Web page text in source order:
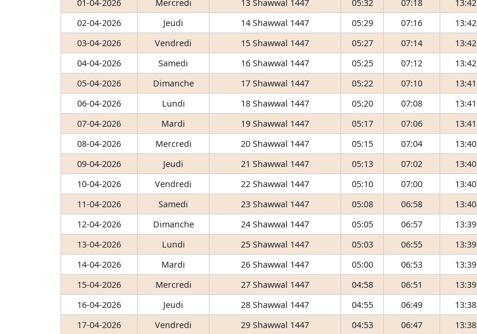
01-04-2026
Mercredi 13 Shawwal 1447 05:32 07:18 13:42
02-04-2026
Jeudi 14 Shawwal 1447 05:29 07:16 13:42
03-04-2026
Vendredi 15 Shawwal 1447 05:27 07:14 13:42
04-04-2026
Samedi 16 Shawwal 1447 05:25 07:12 13:42
05-04-2026
Dimanche 17 Shawwal 1447 05:22 07:10 13:41
06-04-2026
Lundi 18 Shawwal 1447 05:20 07:08 13:41
07-04-2026
Mardi 19 Shawwal 1447 05:17 07:06 13:41
08-04-2026
Mercredi 20 Shawwal 1447 05:15 07:04 13:40
09-04-2026
Jeudi 21 Shawwal 1447 05:13 07:02 13:40
10-04-2026
Vendredi 22 Shawwal 1447 05:10 07:00 13:40
11-04-2026
Samedi 23 Shawwal 1447 05:08 06:58 13:40
12-04-2026
Dimanche 24 Shawwal 1447 05:05 06:57 13:39
13-04-2026
Lundi 25 Shawwal 1447 05:03 06:55 13:39
14-04-2026
Mardi 26 Shawwal 1447 05:00 06:53 13:39
15-04-2026
Mercredi 27 Shawwal 1447 04:58 06:51 13:39
16-04-2026
Jeudi 28 Shawwal 1447 04:55 06:49 13:38
17-04-2026
Vendredi 29 Shawwal 1447 04:53 06:47 13:38